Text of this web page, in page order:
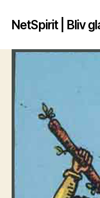
NetSpirit | Bliv